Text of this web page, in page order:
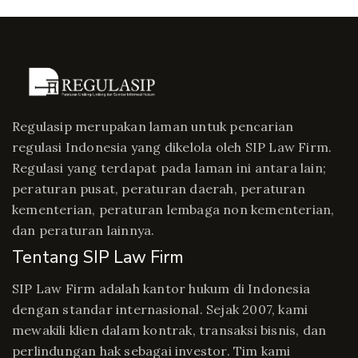
Regulasip merupakan laman untuk pencarian
regulasi Indonesia yang dikelola oleh SIP Law Firm.
Regulasi yang terdapat pada laman ini antara lain;
peraturan pusat, peraturan daerah, peraturan
kementerian, peraturan lembaga non kementerian,
dan peraturan lainnya.
Tentang SIP Law Firm
SIP Law Firm adalah kantor hukum di Indonesia
dengan standar internasional. Sejak 2007, kami
mewakili klien dalam kontrak, transaksi bisnis, dan
perlindungan hak sebagai investor. Tim kami